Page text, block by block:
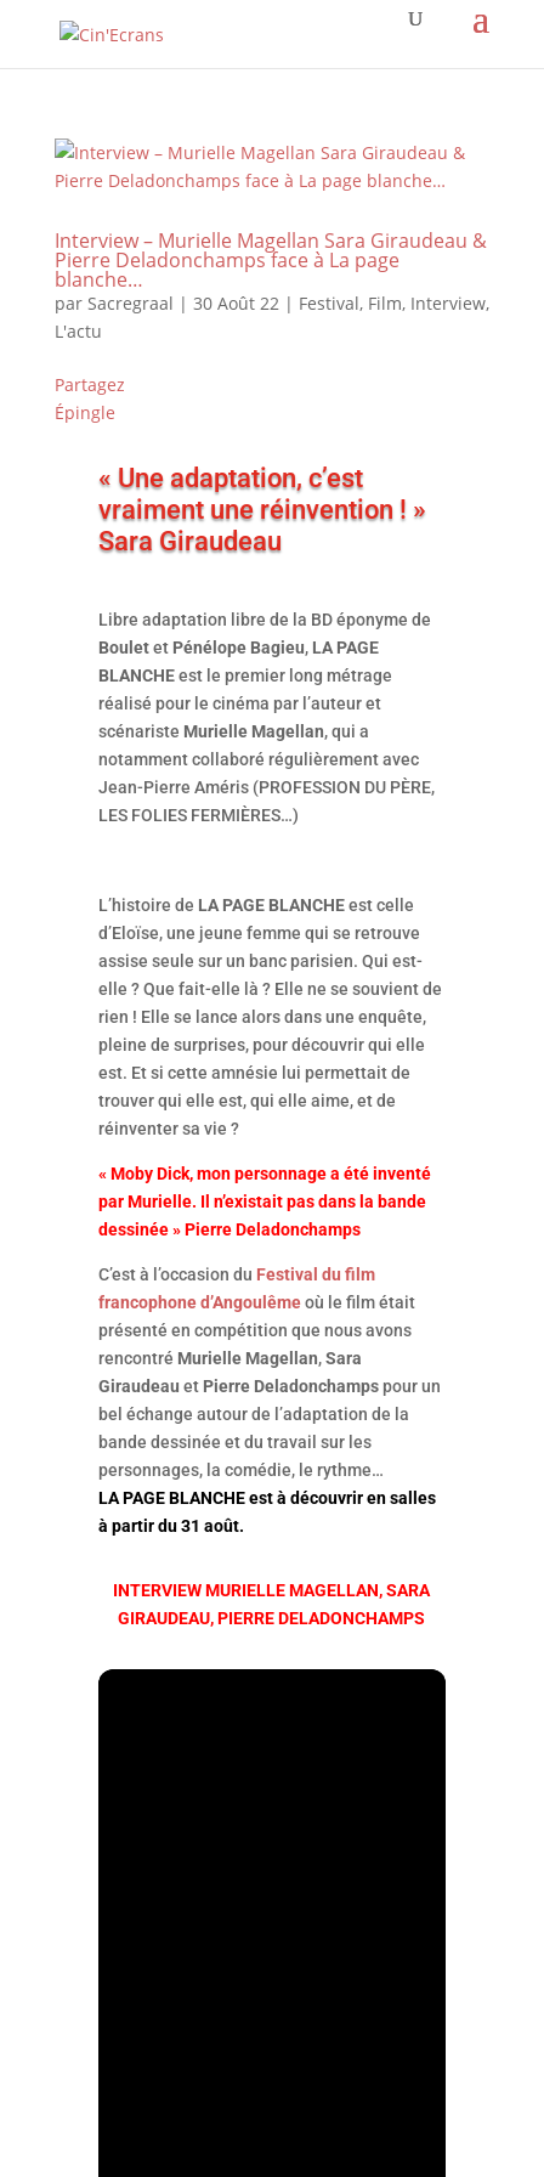
Interview – Murielle Magellan Sara Giraudeau &
Pierre Deladonchamps face à La page
blanche…
par Sacregraal | 30 Août 22| Festival, Film, Interview,
L'actu
Partagez
Épingle
« Une adaptation, c’est
vraiment une réinvention ! »
Sara Giraudeau
Libre adaptation libre de la BD éponyme de
Bouletet Pénélope Bagieu,LA PAGE
BLANCHEest le premier long métrage
réalisé pour le cinéma par l’auteur et
scénariste Murielle Magellan, qui a
notamment collaboré régulièrement avec
Jean-Pierre Améris (PROFESSION DU PÈRE,
LES FOLIES FERMIÈRES…)
L’histoire de LA PAGE BLANCHEest celle
d’Eloïse, une jeune femme qui se retrouve
assise seule sur un banc parisien. Qui est-
elle ? Que fait-elle là ? Elle ne se souvient de
rien ! Elle se lance alors dans une enquête,
pleine de surprises, pour découvrir qui elle
est. Et si cette amnésie lui permettait de
trouver qui elle est, qui elle aime, et de
réinventer sa vie ?
« Moby Dick, mon personnage a été inventé
par Murielle. Il n’existait pas dans la bande
dessinée » Pierre Deladonchamps
C’est à l’occasion du Festival du film
francophone d’Angoulêmeoù le film était
présenté en compétition que nous avons
rencontré Murielle Magellan,Sara
Giraudeau et Pierre Deladonchampspour un
bel échange autour de l’adaptation de la
bande dessinée et du travail sur les
personnages, la comédie, le rythme…
LA PAGE BLANCHE est à découvrir en salles
à partir du 31 août.
INTERVIEW MURIELLE MAGELLAN, SARA
GIRAUDEAU, PIERRE DELADONCHAMPS